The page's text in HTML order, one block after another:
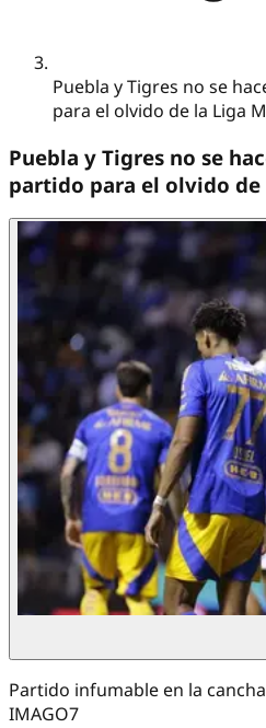
Puebla y Tigres no se
para el olvido de la Liga
Puebla y Tigres no se
partido para el olvido de
Partido infumable en la
IMAGO7